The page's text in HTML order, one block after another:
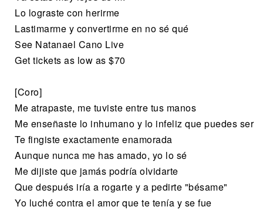
Lo lograste con herirme
Lastimarme y convertirme en no sé qué
See Natanael Cano Live
Get tickets as low as $70
[Coro]
Me atrapaste, me tuviste entre tus manos
Me enseñaste lo inhumano y lo infeliz que puedes ser
Te fingiste exactamente enamorada
Aunque nunca me has amado, yo lo sé
Me dijiste que jamás podría olvidarte
Que después iría a rogarte y a pedirte "bésame"
Yo luché contra el amor que te tenía y se fue